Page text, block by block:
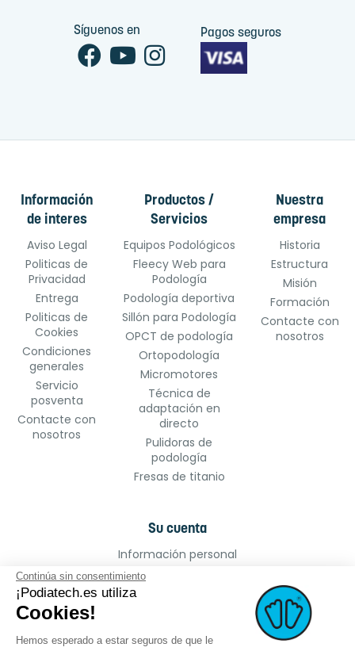
Síguenos en Pagos seguros
Información
de interes
Aviso Legal
Politicas de
Privacidad
Entrega
Politicas de
Cookies
Condiciones
generales
Servicio
posventa
Contacte con
nosotros
Productos /
Servicios
Equipos Podológicos
Fleecy Web para
Podología
Podología deportiva
Sillón para Podología
OPCT de podología
Ortopodología
Micromotores
Técnica de
adaptación en
directo
Pulidoras de
podología
Fresas de titanio
Nuestra
empresa
Historia
Estructura
Misión
Formación
Contacte con
nosotros
Su cuenta
Información personal
Facturas por abono
Continúa sin consentimiento
¡Podiatech.es utiliza
Cookies!
Hemos esperado a estar seguros de que le